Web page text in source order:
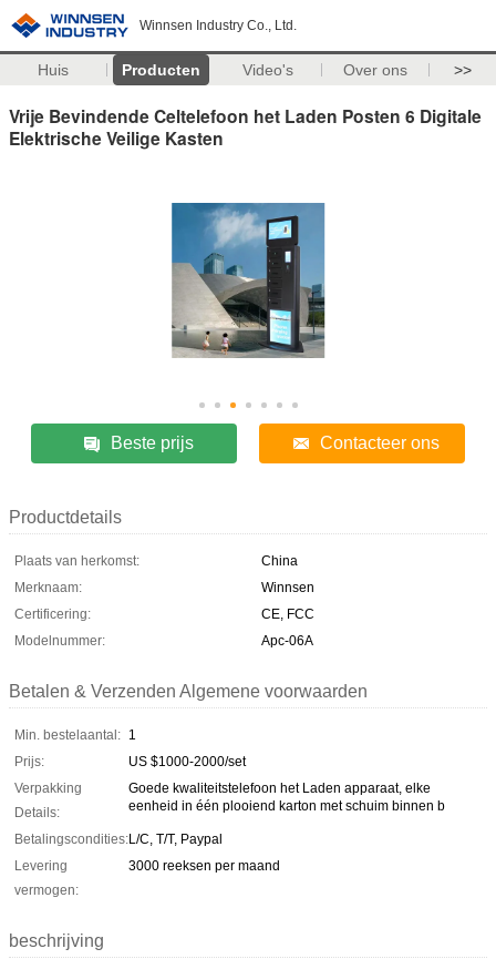
Winnsen Industry Co., Ltd.
Huis Producten Video's Over ons >>
Vrije Bevindende Celtelefoon het Laden Posten 6 Digitale
Elektrische Veilige Kasten
Beste prijs Contacteer ons
Productdetails
Plaats van herkomst:
China
Merknaam:
Winnsen
Certificering:
CE, FCC
Modelnummer:
Apc-06A
Betalen & Verzenden Algemene voorwaarden
Min. bestelaantal: 1
Prijs:
US $1000-2000/set
Verpakking
Details:
Goede kwaliteitstelefoon het Laden apparaat, elke
eenheid in één plooiend karton met schuim binnen b
Betalingscondities:L/C, T/T, Paypal
Levering
vermogen:
3000 reeksen per maand
beschrijving